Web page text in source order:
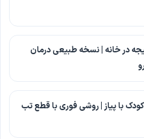
در خانه | نسخه طبیعی درمان
با پیاز | روشی فوری با قطع تب